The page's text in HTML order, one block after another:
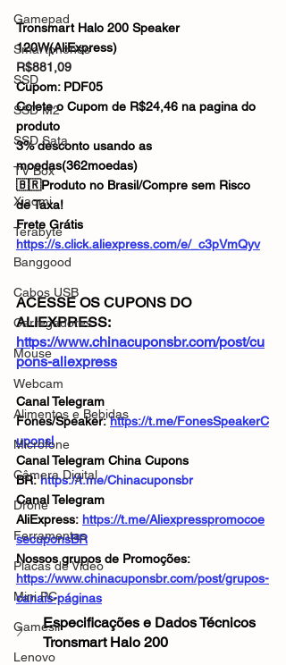
Gamepad
Smartphones
SSD
SSD M2
SSD Sata
TV Box
Xiaomi
Terabyte
Banggood
Cabos USB
Carregadores
Mouse
Webcam
Alimentos e Bebidas
Microfone
Câmera Digital
Drone
Ferramentas
Placas de Vídeo
Mini PC
Gamesir
Lenovo
Tronsmart Halo 200 Speaker
120W(AliExpress)
R$881,09
Cupom: PDF05
Colete o Cupom de R$24,46 na pagina do
produto
3% desconto usando as
moedas(362moedas)
🇧🇷Produto no Brasil/Compre sem Risco
de Taxa!
Frete Grátis
https://s.click.aliexpress.com/e/_c3pVmQyv
ACESSE OS CUPONS DO
ALIEXPRESS:
https://www.chinacuponsbr.com/post/cu
pons-aliexpress
Canal Telegram
Fones/Speaker: https://t.me/FonesSpeakerC
uponsl
Canal Telegram China Cupons
BR: https://t.me/Chinacuponsbr
Canal Telegram
AliExpress: https://t.me/Aliexpresspromocoe
secuponsBR
Nossos grupos de Promoções:
https://www.chinacuponsbr.com/post/grupos-
canais-páginas
Especificações e Dados Técnicos
Tronsmart Halo 200